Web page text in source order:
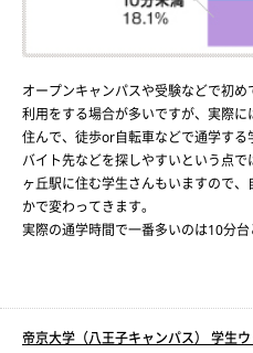
オープンキャンパスや受験などで初
利用をする場合が多いですが、実際
住んで、徒歩or自転車などで通学する
バイト先などを探しやすいという点
ヶ丘駅に住む学生さんもいますので
かで変わってきます。
実際の通学時間で一番多いのは10分台
帝京大学（八王子キャンパス） 学生